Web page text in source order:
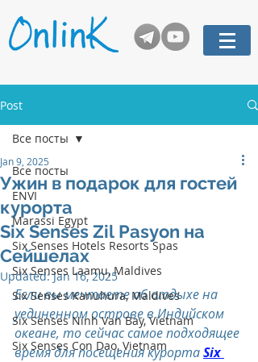
Post
Все посты
ENVI
Marassi Egypt
Six Senses Hotels Resorts Spas
Six Senses Laamu, Maldives
Six Senses Kanuhura, Maldives
Six Senses Ninh Van Bay, Vietnam
Six Senses Con Dao, Vietnam
Все посты
Ужин в подарок для гостей
курорта
Six Senses Zil Pasyon на
Сейшелах
Jan 9, 2025
Updated:Jan 16, 2025
Если вы мечтаете об отдыхе на
уединенном острове в Индийском
океане, то сейчас самое подходящее
время для посещения курорта Six